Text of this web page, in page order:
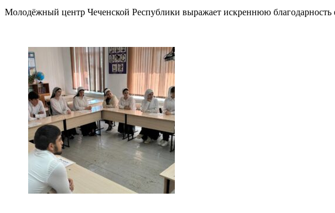
Молодёжный центр Чеченской Республики выражает искреннюю благодарность